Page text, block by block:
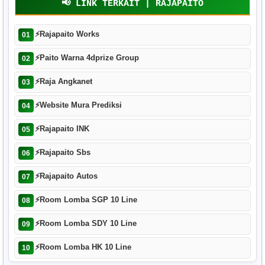
📢 LINK TERKAIT | RAJAPAITO
01 ⚡Rajapaito Works
02 ⚡Paito Warna 4dprize Group
03 ⚡Raja Angkanet
04 ⚡Website Mura Prediksi
05 ⚡Rajapaito INK
06 ⚡Rajapaito Sbs
07 ⚡Rajapaito Autos
08 ⚡Room Lomba SGP 10 Line
09 ⚡Room Lomba SDY 10 Line
10 ⚡Room Lomba HK 10 Line